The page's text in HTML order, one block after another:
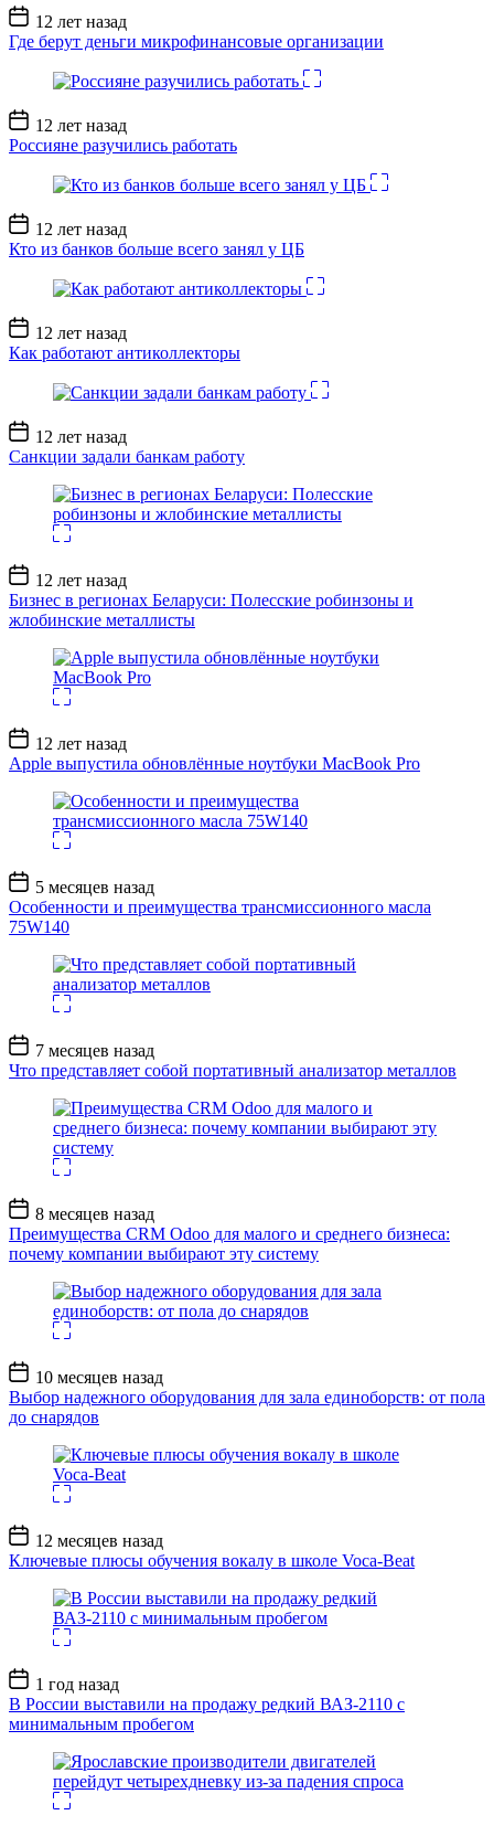
Дата
записи
12 лет назад
Где берут деньги микрофинансовые организации
Дата
записи
12 лет назад
Россияне разучились работать
Дата
записи
12 лет назад
Кто из банков больше всего занял у ЦБ
Дата
записи
12 лет назад
Как работают антиколлекторы
Дата
записи
12 лет назад
Санкции задали банкам работу
Дата
записи
12 лет назад
Бизнес в регионах Беларуси: Полесские робинзоны и
жлобинские металлисты
Дата
записи
12 лет назад
Apple выпустила обновлённые ноутбуки MacBook Pro
Дата
записи
5 месяцев назад
Особенности и преимущества трансмиссионного масла
75W140
Дата
записи
7 месяцев назад
Что представляет собой портативный анализатор металлов
Дата
записи
8 месяцев назад
Преимущества CRM Odoo для малого и среднего бизнеса:
почему компании выбирают эту систему
Дата
записи
10 месяцев назад
Выбор надежного оборудования для зала единоборств: от пола
до снарядов
Дата
записи
12 месяцев назад
Ключевые плюсы обучения вокалу в школе Voca-Beat
Дата
записи
1 год назад
В России выставили на продажу редкий ВАЗ-2110 с
минимальным пробегом